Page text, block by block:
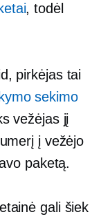
, todėl
pirkėjas tai
sekimo
vežėjas jį
į vežėjo
paketą.
gali šiek